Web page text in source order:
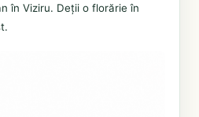
în Viziru. Deții o florărie în